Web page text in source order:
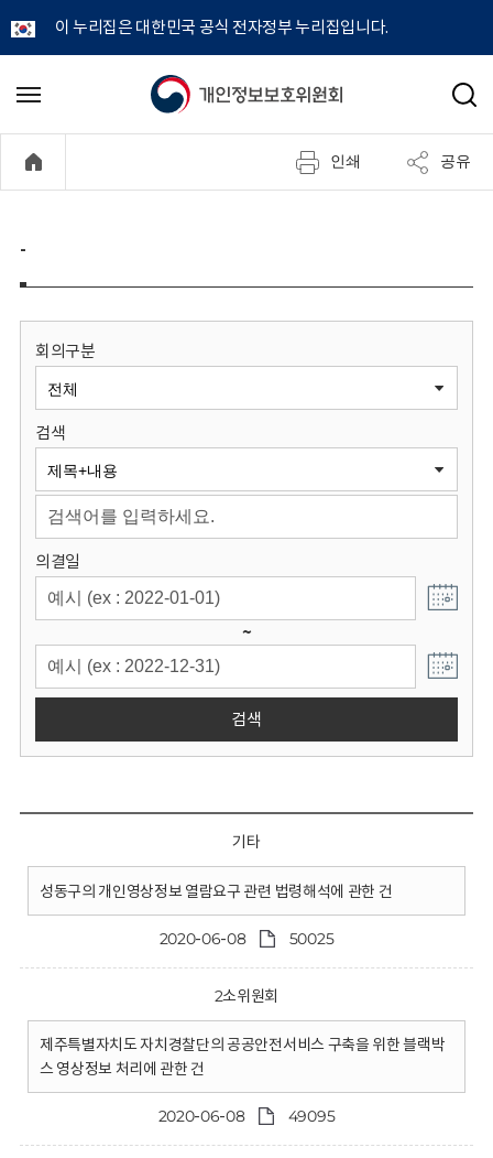
이 누리집은 대한민국 공식 전자정부 누리집입니다.
개
정
보
원
회
메
기
검
인쇄 공유
-
회의구분
검색
의결일
~
검색
기타
성동구의 개인영상정보 열람요구 관련 법령해석에 관한 건
2020-06-08 50025
2소위원회
제주특별자치도 자치경찰단의 공공안전서비스 구축을 위한 블랙박
스 영상정보 처리에 관한 건
2020-06-08 49095